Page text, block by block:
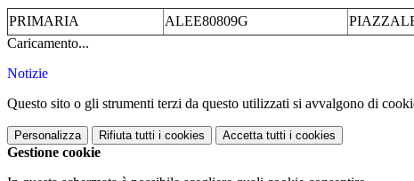
PRIMARIA ALEE80809G
Caricamento...
Notizie
Questo sito o gli strumenti terzi da questo utilizzati si avvalgono di
Personalizza Rifiuta tutti i cookies Accetta tutti i cookies
Gestione cookie